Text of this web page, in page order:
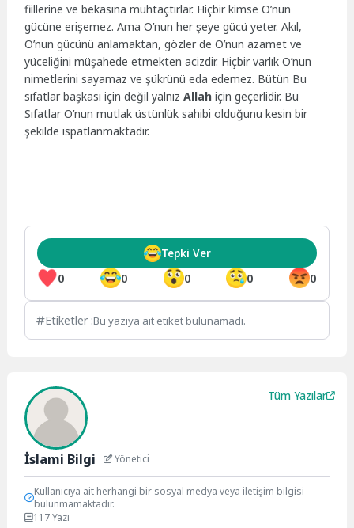
fiillerine ve bekasına muhtaçtırlar. Hiçbir kimse O’nun
gücüne erişemez. Ama O’nun her şeye gücü yeter. Akıl,
O’nun gücünü anlamaktan, gözler de O’nun azamet ve
yüceliğini müşahede etmekten acizdir. Hiçbir varlık O’nun
nimetlerini sayamaz ve şükrünü eda edemez. Bütün Bu
sıfatlar başkası için değil yalnızAllah için geçerlidir. Bu
Sıfatlar O’nun mutlak üstünlük sahibi olduğunu kesin bir
şekilde ispatlanmaktadır.
0 0 0 0 0
Tepki Ver
Etiketler :Bu yazıya ait etiket bulunamadı.
İslami Bilgi Yönetici
Tüm Yazılar
Kullanıcıya ait herhangi bir sosyal medya veya iletişim bilgisi
bulunmamaktadır.
117 Yazı